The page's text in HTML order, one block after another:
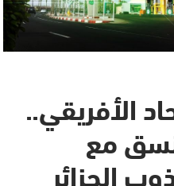
الأفريقي..
مع
الجزائر